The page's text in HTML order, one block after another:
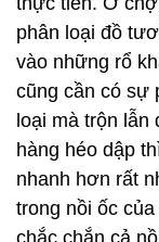
phân loại đồ
vào những rổ
cũng cần có sự
loại mà trộn
hàng héo dập
nhanh hơn rất
trong nồi ốc